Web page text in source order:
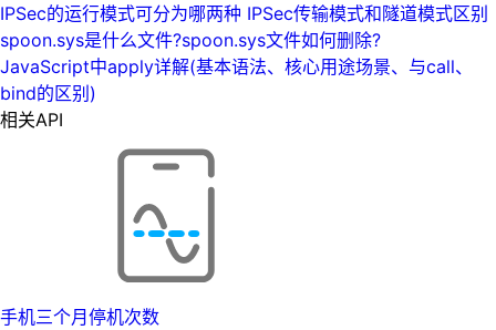
IPSec的运行模式可分为哪两种 IPSec传输模式和隧道模式区别
spoon.sys是什么文件?spoon.sys文件如何删除?
JavaScript中apply详解(基本语法、核心用途场景、与call、
bind的区别)
相关API
手机三个月停机次数